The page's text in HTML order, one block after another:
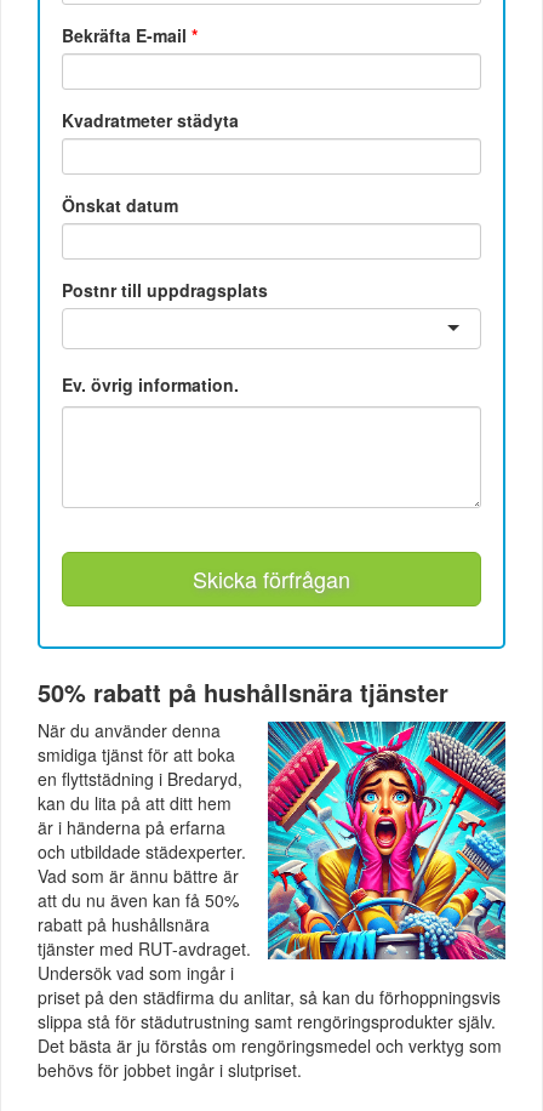
Bekräfta E-mail*
Kvadratmeter städyta
Önskat datum
Postnr till uppdragsplats
Ev. övrig information.
Skicka förfrågan
50% rabatt på hushållsnära tjänster
När du använder denna
smidiga tjänst för att boka
en flyttstädning i Bredaryd,
kan du lita på att ditt hem
är i händerna på erfarna
och utbildade städexperter.
Vad som är ännu bättre är
att du nu även kan få 50%
rabatt på hushållsnära
tjänster med RUT-avdraget.
Undersök vad som ingår i
priset på den städfirma du anlitar, så kan du förhoppningsvis
slippa stå för städutrustning samt rengöringsprodukter själv.
Det bästa är ju förstås om rengöringsmedel och verktyg som
behövs för jobbet ingår i slutpriset.